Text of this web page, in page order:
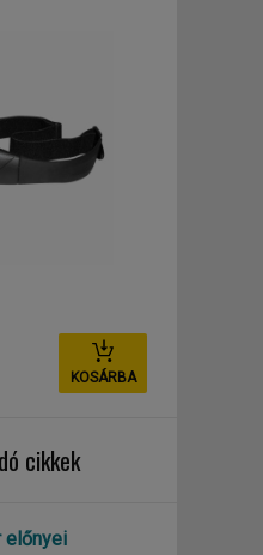
KOSÁRBA
cikkek
előnyei